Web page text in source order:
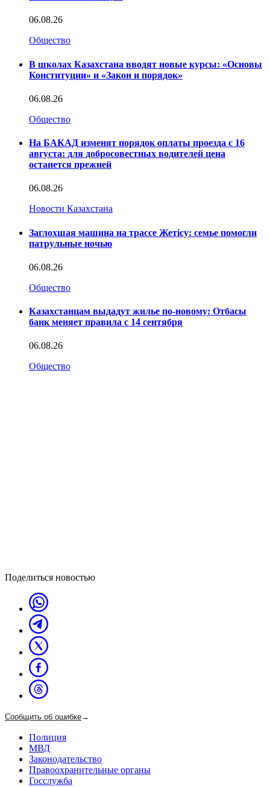
06.08.26
Общество
В школах Казахстана вводят новые курсы: «Основы
Конституции» и «Закон и порядок»
06.08.26
Общество
На БАКАД изменят порядок оплаты проезда с 16
августа: для добросовестных водителей цена
останется прежней
06.08.26
Новости Казахстана
Заглохшая машина на трассе Жетісу: семье помогли
патрульные ночью
06.08.26
Общество
Казахстанцам выдадут жилье по-новому: Отбасы
банк меняет правила с 14 сентября
06.08.26
Общество
Поделиться новостью
Сообщить об ошибке→
Полиция
МВД
Законодательство
Правоохранительные органы
Госслужба